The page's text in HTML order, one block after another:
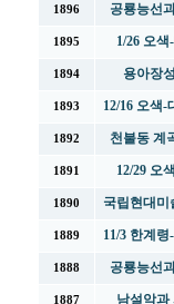
1896 공룡능선
1895 1/26 오
1894 용아장
1893 12/16 오색
1892 천불동 계
1891 12/29 오
1890 국립현대미
1889 11/3 한계
1888 공룡능선
1887 남설악과